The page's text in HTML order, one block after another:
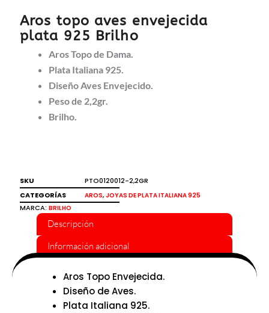
Aros topo aves envejecida
plata 925 Brilho
Aros Topo de Dama.
Plata Italiana 925.
Diseño Aves Envejecido.
Peso de 2,2gr.
Brilho.
SKU
PTO0120012-2,2GR
CATEGORÍAS
AROS, JOYAS DE PLATA ITALIANA 925
MARCA: BRILHO
Descripción
Información adicional
Aros Topo Envejecida.
Diseño de Aves.
Plata Italiana 925.